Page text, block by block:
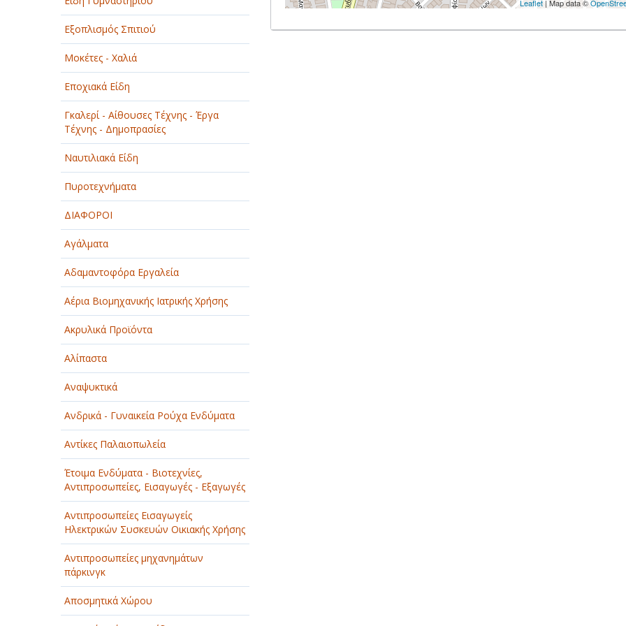
Εξοπλισμός Σπιτιού
Μοκέτες - Χαλιά
Εποχιακά Είδη
Γκαλερί - Αίθουσες Τέχνης - Έργα
Τέχνης - Δημοπρασίες
Ναυτιλιακά Είδη
Πυροτεχνήματα
ΔΙΑΦΟΡΟΙ
Αγάλματα
Αδαμαντοφόρα Εργαλεία
Αέρια Βιομηχανικής Ιατρικής Χρήσης
Ακρυλικά Προϊόντα
Αλίπαστα
Αναψυκτικά
Ανδρικά - Γυναικεία Ρούχα Ενδύματα
Αντίκες Παλαιοπωλεία
Έτοιμα Ενδύματα - Βιοτεχνίες,
Αντιπροσωπείες, Εισαγωγές - Εξαγωγές
Αντιπροσωπείες Εισαγωγείς
Ηλεκτρικών Συσκευών Οικιακής Χρήσης
Αντιπροσωπείες μηχανημάτων
πάρκινγκ
Αποσμητικά Χώρου
Leaflet| Map data ©